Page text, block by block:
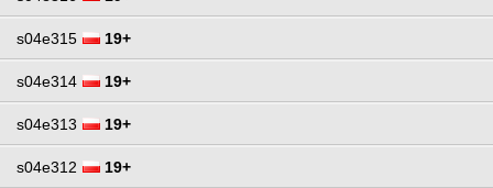
s04e315 19+
s04e314 19+
s04e313 19+
s04e312 19+